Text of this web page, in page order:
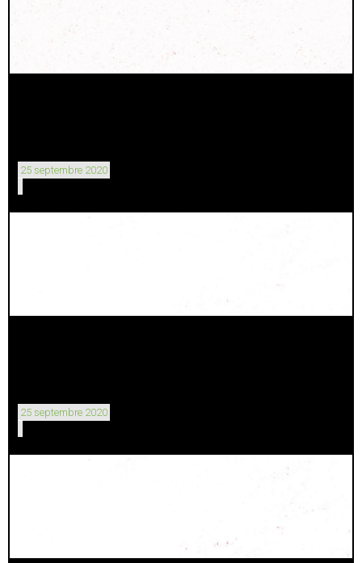
25 septembre 2020
25 septembre 2020